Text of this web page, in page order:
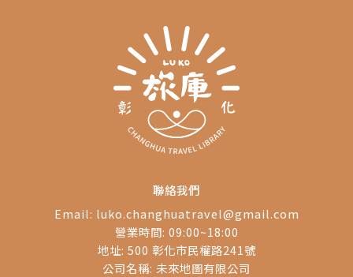
聯絡我們
Email: luko.changhuatravel@gmail.com
營業時間: 09:00~18:00
地址: 500 彰化市民權路241號
公司名稱: 未來地圖有限公司